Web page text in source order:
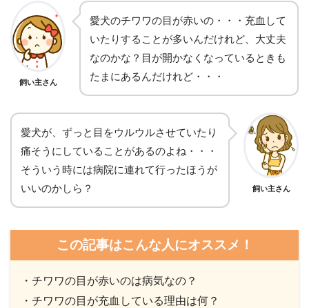
飼い主さん
愛犬のチワワの目が赤いの・・・充血して
いたりすることが多いんだけれど、大丈夫
なのかな？目が開かなくなっているときも
たまにあるんだけれど・・・
愛犬が、ずっと目をウルウルさせていたり
痛そうにしていることがあるのよね・・・
そういう時には病院に連れて行ったほうが
いいのかしら？
飼い主さん
この記事はこんな人にオススメ！
・チワワの目が赤いのは病気なの？
・チワワの目が充血している理由は何？